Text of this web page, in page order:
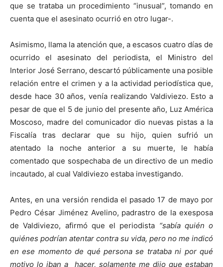
que se trataba un procedimiento “inusual”, tomando en
cuenta que el asesinato ocurrió en otro lugar-.
Asimismo, llama la atención que, a escasos cuatro días de
ocurrido el asesinato del periodista, el Ministro del
Interior José Serrano, descartó públicamente una posible
relación entre el crimen y a la actividad periodística que,
desde hace 30 años, venía realizando Valdiviezo. Esto a
pesar de que el 5 de junio del presente año, Luz América
Moscoso, madre del comunicador dio nuevas pistas a la
Fiscalía tras declarar que su hijo, quien sufrió un
atentado la noche anterior a su muerte, le había
comentado que sospechaba de un directivo de un medio
incautado, al cual Valdiviezo estaba investigando.
Antes, en una versión rendida el pasado 17 de mayo por
Pedro César Jiménez Avelino, padrastro de la exesposa
de Valdiviezo, afirmó que el periodista “sabía quién o
quiénes podrían atentar contra su vida, pero no me indicó
en ese momento de qué persona se trataba ni por qué
motivo lo iban a hacer, solamente me dijo que estaban